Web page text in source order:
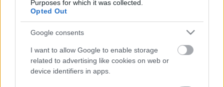
Purposes for which it was collected.
Opted Out
Google consents
I want to allow Google to enable storage
related to advertising like cookies on web or
device identifiers in apps.
Valencia
Posible alineación:Jaume – Correia, Gabriel Paulista,